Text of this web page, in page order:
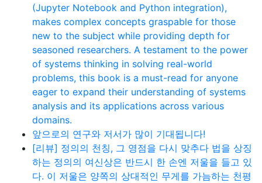
(Jupyter Notebook and Python integration),
makes complex concepts graspable for those
new to the subject while providing depth for
seasoned researchers. A testament to the power
of systems thinking in solving real-world
problems, this book is a must-read for anyone
eager to expand their understanding of systems
analysis and its applications across various
domains.
앞으로의 연구와 저서가 많이 기대됩니다!
[리뷰] 정의의 천칭, 그 영점을 다시 맞추다 법을 상징
하는 정의의 여신상은 반드시 한 손엔 저울을 들고 있
다. 이 저울은 양쪽의 상대적인 무게를 가늠하는 천평